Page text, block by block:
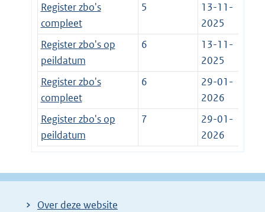
Register zbo's
compleet
5
13-11-
2025
Register zbo's op
peildatum
6
13-11-
2025
Register zbo's
compleet
6
29-01-
2026
Register zbo's op
peildatum
7
29-01-
2026
Over deze website